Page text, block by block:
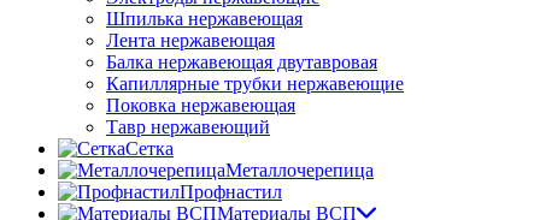
Шпилька нержавеющая
Лента нержавеющая
Балка нержавеющая двутавровая
Капиллярные трубки нержавеющие
Поковка нержавеющая
Тавр нержавеющий
Сетка
Металлочерепица
Профнастил
Материалы ВСП